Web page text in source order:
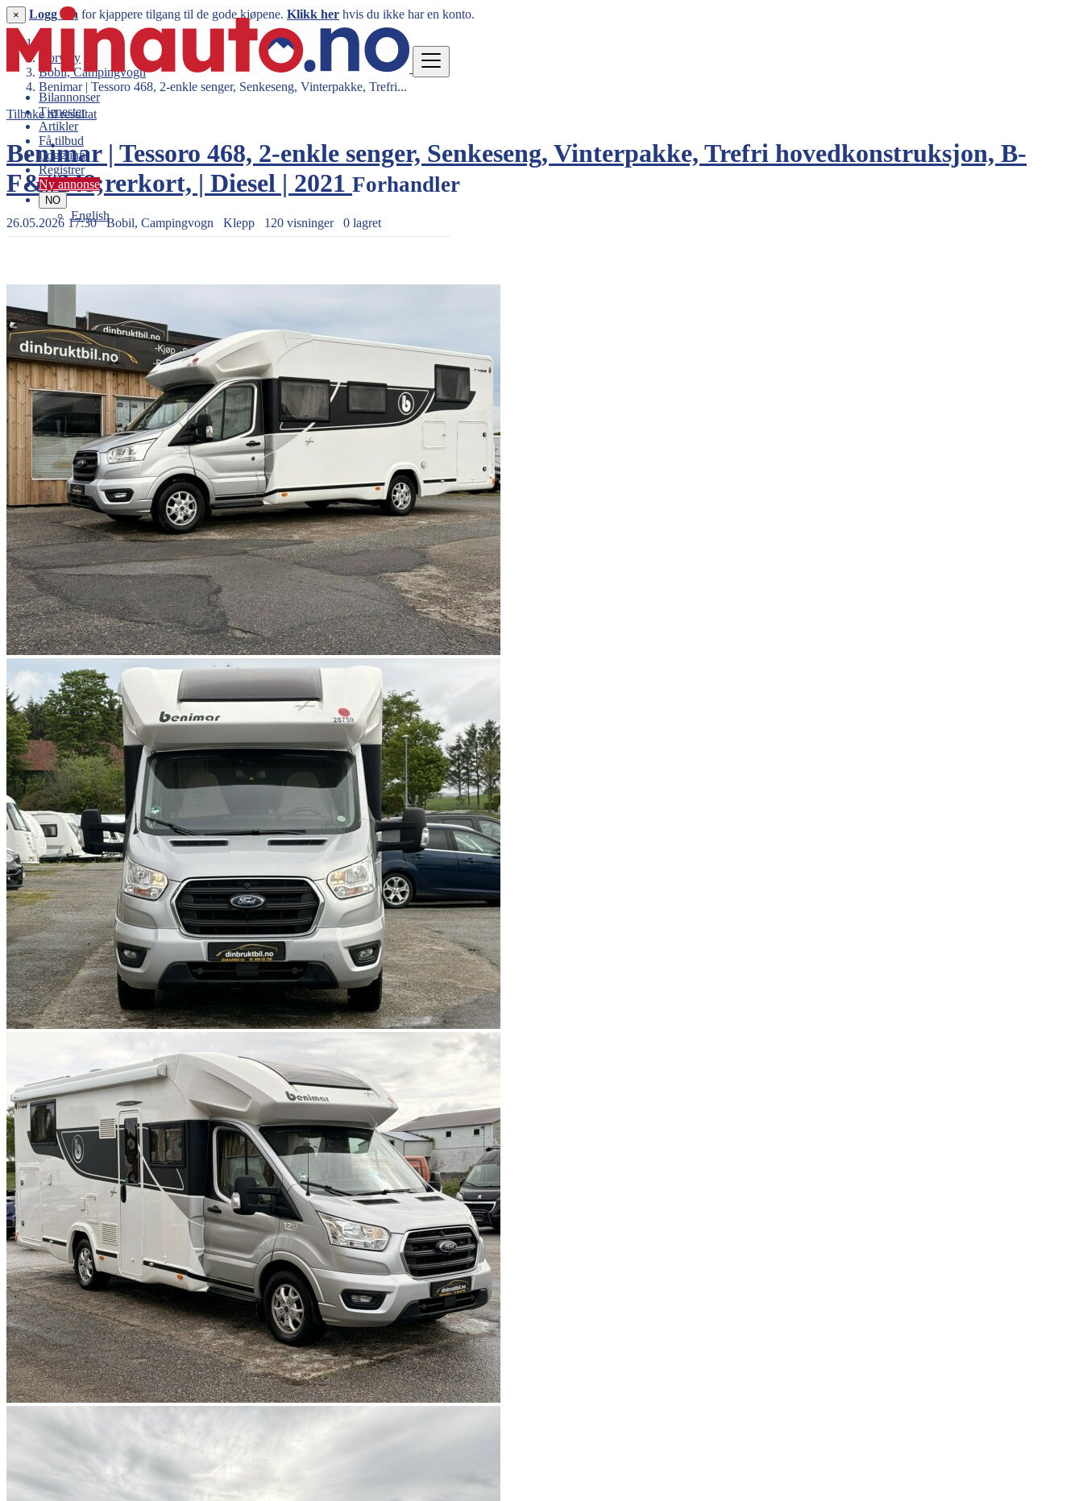
Bilannonser
Tjenester
Artikler
Få tilbud
Logg inn
Registrer
Ny annonse
NO
English
× Logg inn for kjappere tilgang til de gode kjøpene. Klikk her hvis du ikke har en konto.
Norway
Bobil, Campingvogn
Benimar | Tessoro 468, 2-enkle senger, Senkeseng, Vinterpakke, Trefri...
Tilbake til resultat
Benimar | Tessoro 468, 2-enkle senger, Senkeseng, Vinterpakke, Trefri hovedkonstruksjon, B-
F&#248;rerkort, | Diesel | 2021 Forhandler
26.05.2026 17:30 Bobil, Campingvogn Klepp 120 visninger 0 lagret